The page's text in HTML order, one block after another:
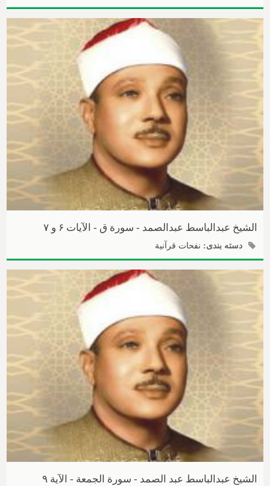
الشیخ عبدالباسط عبدالصمد - سورة ق - الآیات ۶ و ۷
دسته بندی: نفحات قرآنیة
الشیخ عبدالباسط عبد الصمد - سورة الجمعة - الآیة ۹